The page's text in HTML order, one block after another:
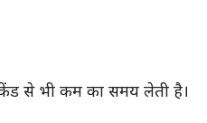
से भी कम का समय लेती है।